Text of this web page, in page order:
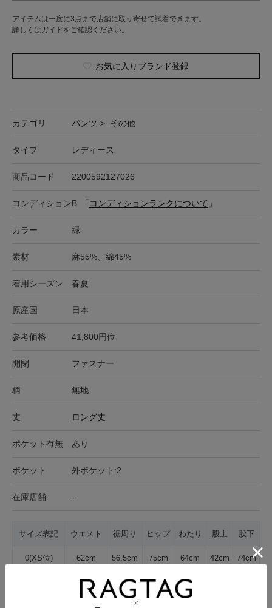
アイテムは一度に3点まで店舗に取り寄せて試着できます。
詳しくはガイド をご確認ください。
お気に入りブランド登録
カテゴリ パンツ > その他
タイプ レディース
商品コード 2200592127026
コンディションB 「 コンディションランクについて 」
カラー 緑
素材 麻55%、綿45%
着用シーズン 春夏
原産国 日本
参考価格 41,800円位
開閉 ファスナー
柄 無地
丈 ロング丈
ポケット有無 あり
ポケット 外ポケット:2
在庫店舗 -
サイズ表記 ウエスト 裾周り ヒップ わたり 股上 股下
0(XS位) 62cm 56.5cm 75cm 64cm 42cm 74cm
サイズの測り方について